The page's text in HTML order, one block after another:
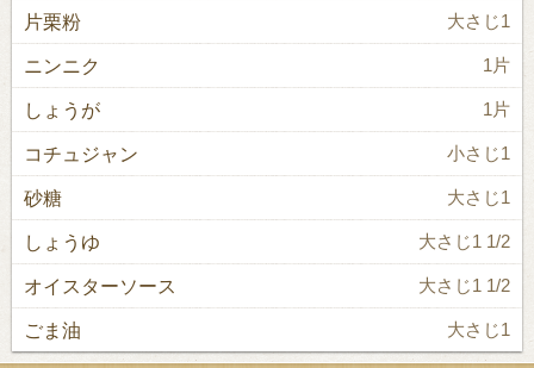
片栗粉 大さじ1
ニンニク 1片
しょうが 1片
コチュジャン 小さじ1
砂糖 大さじ1
しょうゆ 大さじ1 1/2
オイスターソース 大さじ1 1/2
ごま油 大さじ1